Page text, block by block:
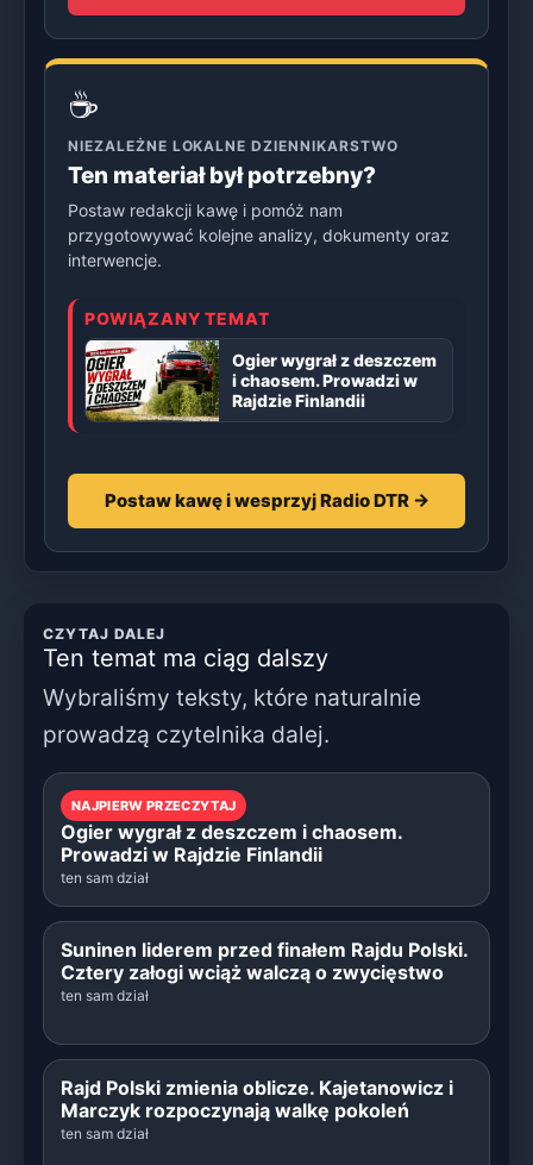
☕
NIEZALEŻNE LOKALNE DZIENNIKARSTWO
Ten materiał był potrzebny?
Postaw redakcji kawę i pomóż nam
przygotowywać kolejne analizy, dokumenty oraz
interwencje.
POWIĄZANY TEMAT
Ogier wygrał z deszczem
i chaosem. Prowadzi w
Rajdzie Finlandii
Postaw kawę i wesprzyj Radio DTR →
CZYTAJ DALEJ
Ten temat ma ciąg dalszy
Wybraliśmy teksty, które naturalnie
prowadzą czytelnika dalej.
NAJPIERW PRZECZYTAJ
Ogier wygrał z deszczem i chaosem.
Prowadzi w Rajdzie Finlandii
ten sam dział
Suninen liderem przed finałem Rajdu Polski.
Cztery załogi wciąż walczą o zwycięstwo
ten sam dział
Rajd Polski zmienia oblicze. Kajetanowicz i
Marczyk rozpoczynają walkę pokoleń
ten sam dział